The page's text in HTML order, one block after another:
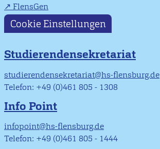
FlensGen
Cookie Einstellungen
Studierendensekretariat
studierendensekretariat@hs-flensburg.de
Telefon: +49 (0)461 805 - 1308
Info Point
infopoint@hs-flensburg.de
Telefon: +49 (0)461 805 - 1444